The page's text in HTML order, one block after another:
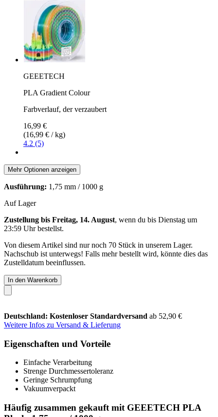
GEEETECH
PLA Gradient Colour
Farbverlauf, der verzaubert
16,99 €
(16,99 € / kg)
4.2 (5)
Mehr Optionen anzeigen
Ausführung: 1,75 mm / 1000 g
Auf Lager
Zustellung bis Freitag, 14. August, wenn du bis Dienstag um
23:59 Uhrbestellst.
Von diesem Artikel sind nur noch 70 Stück in unserem Lager.
Nachschub ist unterwegs! Falls mehr bestellt wird, könnte dies das
Zustelldatum beeinflussen.
In den Warenkorb
Deutschland: Kostenloser Standardversand ab 52,90 €
Weitere Infos zu Versand & Lieferung
Eigenschaften und Vorteile
Einfache Verarbeitung
Strenge Durchmessertoleranz
Geringe Schrumpfung
Vakuumverpackt
Häufig zusammen gekauft mit GEEETECH PLA